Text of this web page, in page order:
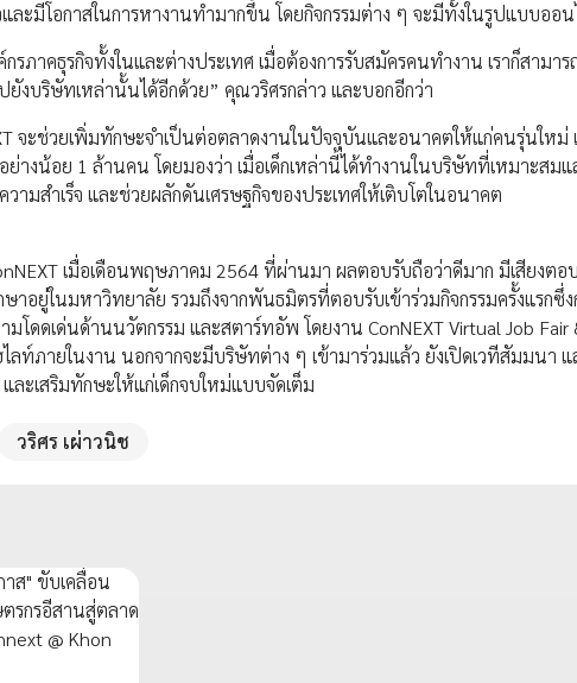
ละมีโอกาสในการหางานทำมากขึ้น โดยกิจกรรมต่าง ๆ จะมีทั้งในรูปแบบออ
ภาคธุรกิจทั้งในและต่างประเทศ เมื่อต้องการรับสมัครคนทำงาน เราก็สามา
งบริษัทเหล่านั้นได้อีกด้วย” คุณวริศรกล่าว และบอกอีกว่า
จะช่วยเพิ่มทักษะจำเป็นต่อตลาดงานในปัจจุบันและอนาคตให้แก่คนรุ่นใหม่
งน้อย 1 ล้านคน โดยมองว่า เมื่อเด็กเหล่านี้ได้ทำงานในบริษัทที่เหมาะสมแ
มสำเร็จ และช่วยผลักดันเศรษฐกิจของประเทศให้เติบโตในอนาคต
เมื่อเดือนพฤษภาคม 2564 ที่ผ่านมา ผลตอบรับถือว่าดีมาก มีเสียงต
อยู่ในมหาวิทยาลัย รวมถึงจากพันธมิตรที่ตอบรับเข้าร่วมกิจกรรมครั้งแรกซึ่ง
ดดเด่นด้านนวัตกรรม และสตาร์ทอัพ โดยงาน ConNEXT Virtual Job Fair
ท์ภายในงาน นอกจากจะมีบริษัทต่าง ๆ เข้ามาร่วมแล้ว ยังเปิดเวทีสัมมนา
ละเสริมทักษะให้แก่เด็กจบใหม่แบบจัดเต็ม
วริศร เผ่าวนิช